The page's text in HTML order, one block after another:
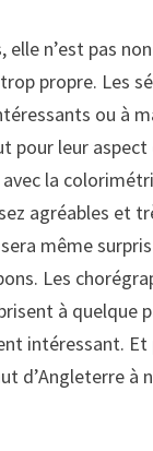
n’est pas
propre. Les
ou à
pour leur
la
agréables et
même
Les
à quelque
intéressant. Et
à